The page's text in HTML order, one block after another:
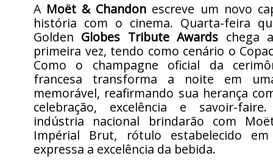
A Moët & Chandon escreve um novo
história com o cinema. Quarta-feira
Golden Globes Tribute Awards chega
primeira vez, tendo como cenário o
Como o champagne oficial da
francesa transforma a noite em
memorável, reafirmando sua herança
celebração, excelência e savoir-
indústria nacional brindarão com
Impérial Brut, rótulo estabelecido
expressa a excelência da bebida.